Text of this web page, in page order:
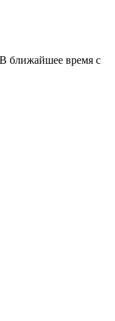
ближайшее время с